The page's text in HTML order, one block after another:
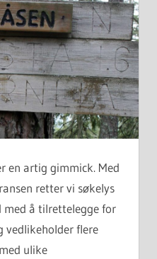
en artig gimmick. Med
retter vi søkelys
med å tilrettelegge for
vedlikeholder flere
ulike